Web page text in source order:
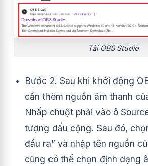
Tải OBS Studio
Bước 2. Sau khi khởi động
cần thêm nguồn âm thanh
Nhấp chuột phải vào ô
tượng dấu cộng. Sau đó,
đầu ra” và nhập tên nguồn
cũng có thể chọn định dạng